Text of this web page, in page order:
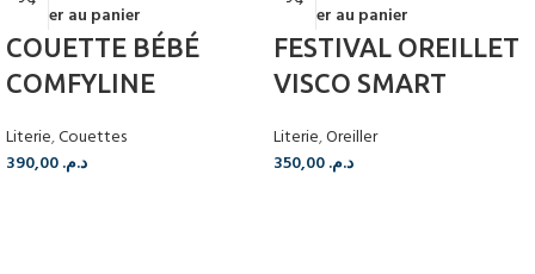
Ajouter au panier
COUETTE BÉBÉ
COMFYLINE
Literie,Couettes
د.م.
Ajouter au panier
FESTIVAL OREILLET
VISCO SMART
Literie,Oreiller
د.م.